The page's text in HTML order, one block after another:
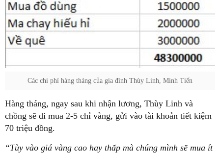
Các chi phí hàng tháng của gia đình Thùy Linh, Minh Tiến
Hàng tháng, ngay sau khi nhận lương, Thùy Linh và
chồng sẽ đi mua 2-5 chỉ vàng, gửi vào tài khoản tiết kiệm
70 triệu đồng.
“Tùy vào giá vàng cao hay thấp mà chúng mình sẽ mua ít